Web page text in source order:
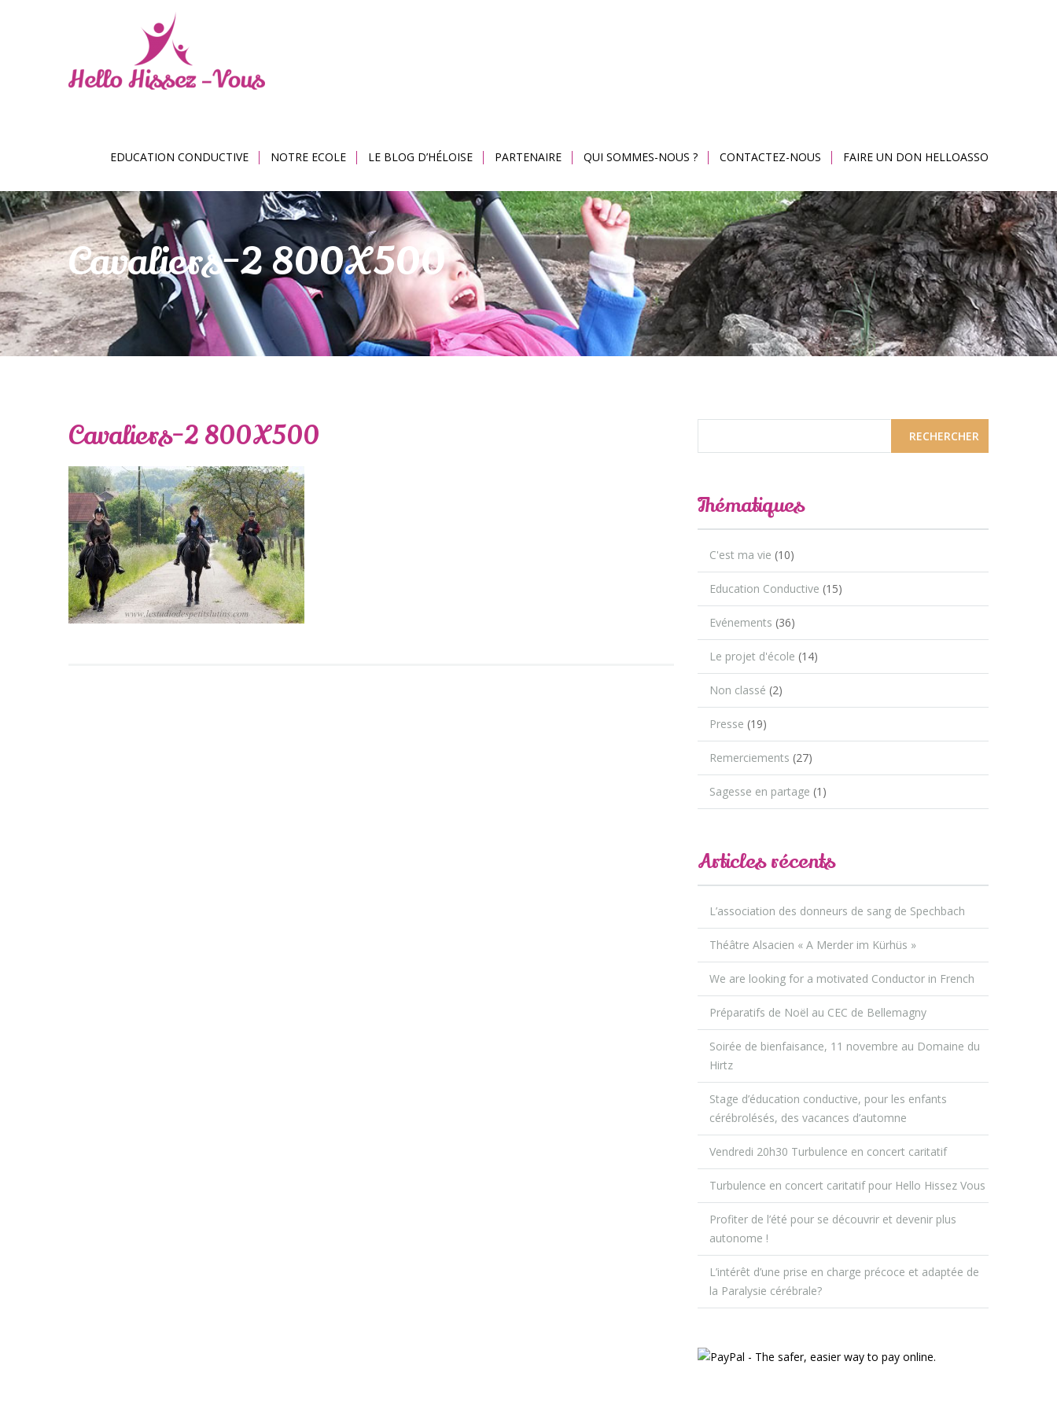
EDUCATION CONDUCTIVE NOTRE ECOLE LE BLOG D’HÉLOISE PARTENAIRE QUI SOMMES-NOUS ? CONTACTEZ-NOUS FAIRE UN DON HELLOASSO
Cavaliers-2 800X500
Cavaliers-2 800X500
Thématiques
C'est ma vie (10)
Education Conductive (15)
Evénements (36)
Le projet d'école (14)
Non classé (2)
Presse (19)
Remerciements (27)
Sagesse en partage (1)
Articles récents
L’association des donneurs de sang de Spechbach
Théâtre Alsacien « A Merder im Kürhüs »
We are looking for a motivated Conductor in French
Préparatifs de Noël au CEC de Bellemagny
Soirée de bienfaisance, 11 novembre au Domaine du
Hirtz
Stage d’éducation conductive, pour les enfants
cérébrolésés, des vacances d’automne
Vendredi 20h30 Turbulence en concert caritatif
Turbulence en concert caritatif pour Hello Hissez Vous
Profiter de l’été pour se découvrir et devenir plus
autonome !
L’intérêt d’une prise en charge précoce et adaptée de
la Paralysie cérébrale?